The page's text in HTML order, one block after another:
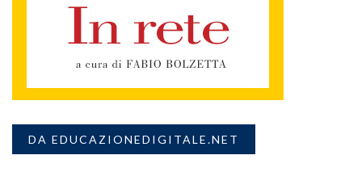
DA EDUCAZIONEDIGITALE.NET